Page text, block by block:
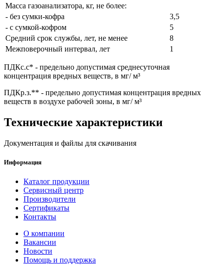
Масса газоанализатора, кг, не более:
- без сумки-кофра
3,5
- с сумкой-кофром
5
Средний срок службы, лет, не менее
8
Межповерочный интервал, лет
1
ПДКс.с* - предельно допустимая среднесуточная
концентрация вредных веществ, в мг/ м³
ПДКр.з.** - предельно допустимая концентрация вредных
веществ в воздухе рабочей зоны, в мг/ м³
Технические характеристики
Документация и файлы для скачивания
Информация
Каталог продукции
Сервисный центр
Производители
Сертификаты
Контакты
О компании
Вакансии
Новости
Помощь и поддержка